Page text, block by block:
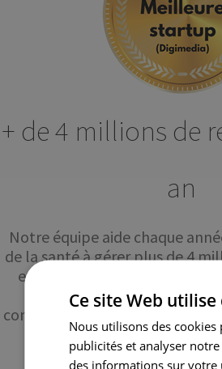
+ de 4 millions de
an
Notre équipe aide chaque
de la santé à gérer plus de 4
et se donne à 100% pour
service au quotidien. Vous
concentrer sur votre coeur de
Ce site Web
Nous utilisons des
publicités et analyser
des informations sur votre